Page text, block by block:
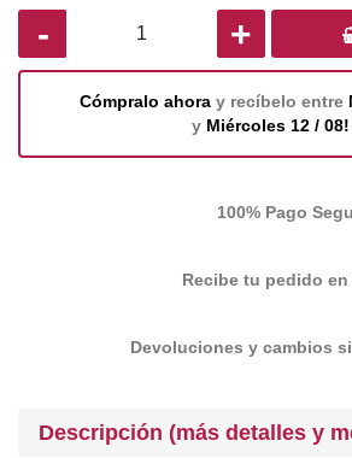
- +
Cómpralo ahora y recíbelo entre
y Miércoles 12 / 08!
100% Pago
Recibe tu pedido en
Devoluciones y cambios
Descripción (más detalles y